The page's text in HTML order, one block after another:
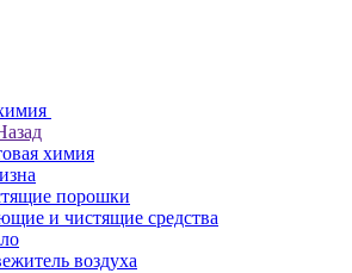
химия
порошки
и чистящие средства
воздуха